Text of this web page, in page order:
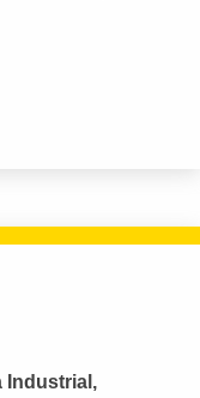
Industrial,